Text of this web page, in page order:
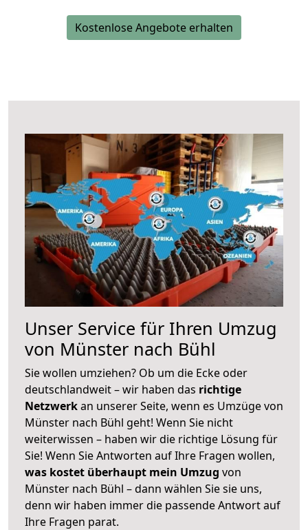
Kostenlose Angebote erhalten
Unser Service für Ihren Umzug
von Münster nach Bühl
Sie wollen umziehen? Ob um die Ecke oder
deutschlandweit – wir haben das richtige
Netzwerkan unserer Seite, wenn es Umzüge von
Münster nach Bühl geht! Wenn Sie nicht
weiterwissen – haben wir die richtige Lösung für
Sie! Wenn Sie Antworten auf Ihre Fragen wollen,
was kostet überhaupt mein Umzug von
Münster nach Bühl – dann wählen Sie sie uns,
denn wir haben immer die passende Antwort auf
Ihre Fragen parat.